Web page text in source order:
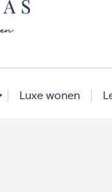
Luxe wonen